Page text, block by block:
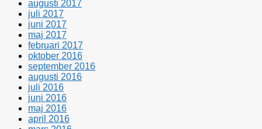
augusti 2017
juli 2017
juni 2017
maj 2017
februari 2017
oktober 2016
september 2016
augusti 2016
juli 2016
juni 2016
maj 2016
april 2016